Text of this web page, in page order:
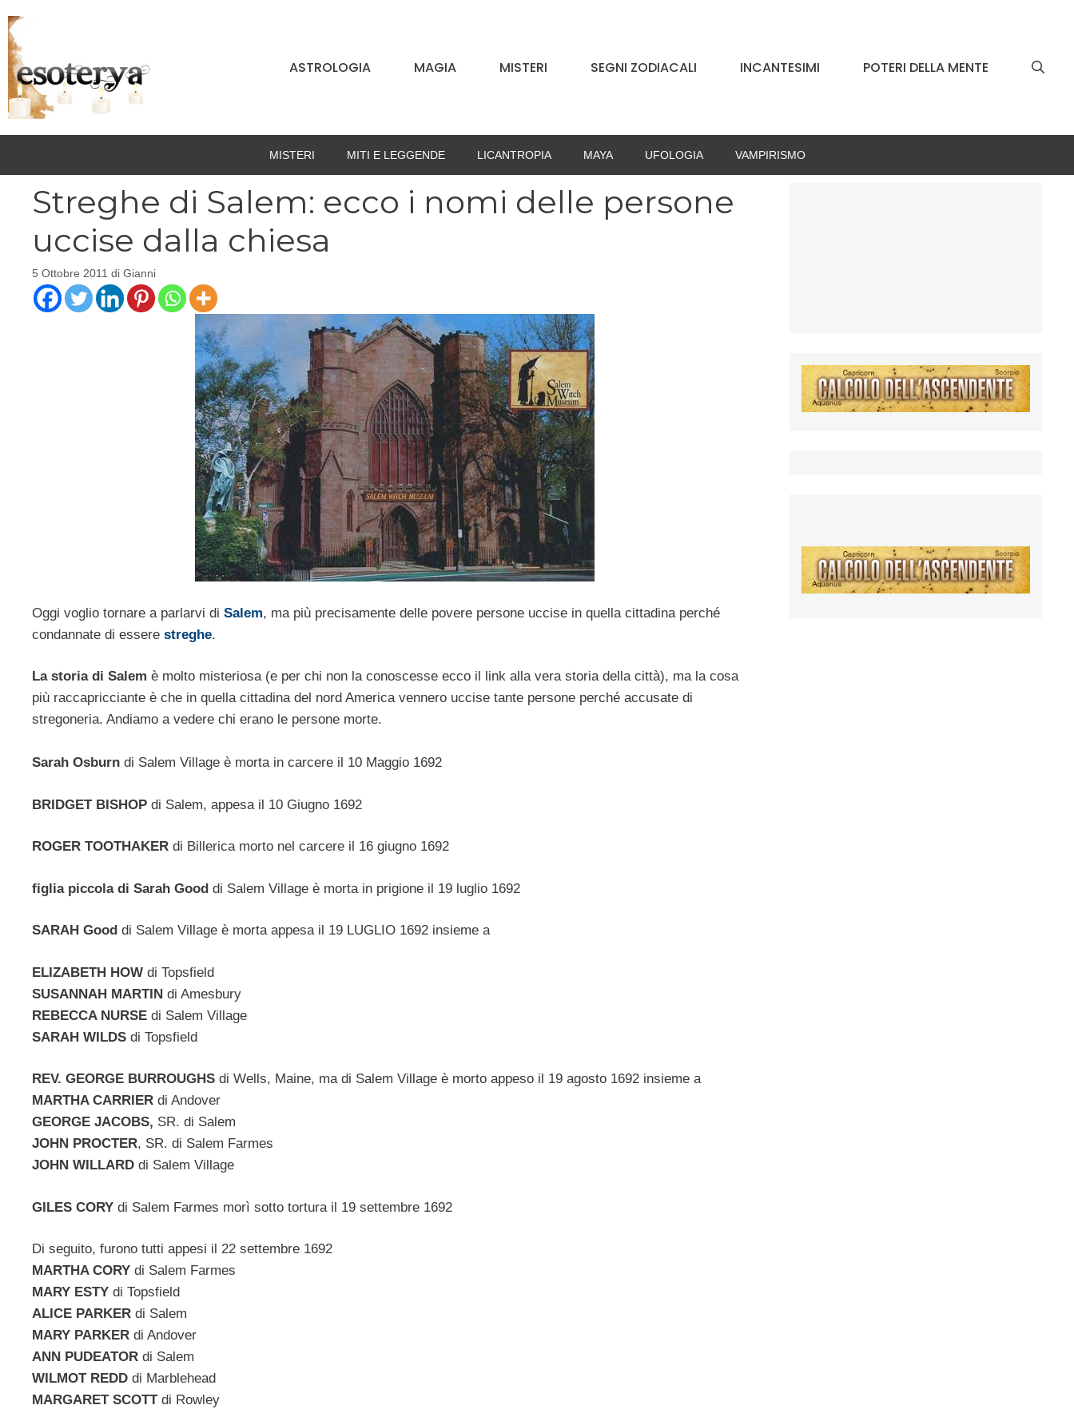
al
contenuto
ASTROLOGIA MAGIA MISTERI SEGNI ZODIACALI INCANTESIMI POTERI DELLA MENTE
MISTERI MITI E LEGGENDE LICANTROPIA MAYA UFOLOGIA VAMPIRISMO
Streghe di Salem: ecco i nomi delle persone
uccise dalla chiesa
5 Ottobre 2011 di Gianni
Oggi voglio tornare a parlarvi di Salem, ma più precisamente delle povere persone uccise in quella cittadina perché
condannate di essere streghe.
La storia di Salem è molto misteriosa (e per chi non la conoscesse ecco il link alla vera storia della città), ma la cosa
più raccapricciante è che in quella cittadina del nord America vennero uccise tante persone perché accusate di
stregoneria. Andiamo a vedere chi erano le persone morte.
Sarah Osburn di Salem Village è morta in carcere il 10 Maggio 1692
BRIDGET BISHOP di Salem, appesa il 10 Giugno 1692
ROGER TOOTHAKER di Billerica morto nel carcere il 16 giugno 1692
figlia piccola di Sarah Good di Salem Village è morta in prigione il 19 luglio 1692
SARAH Good di Salem Village è morta appesa il 19 LUGLIO 1692 insieme a
ELIZABETH HOW di Topsfield
SUSANNAH MARTIN di Amesbury
REBECCA NURSE di Salem Village
SARAH WILDS di Topsfield
REV. GEORGE BURROUGHS di Wells, Maine, ma di Salem Village è morto appeso il 19 agosto 1692 insieme a
MARTHA CARRIER di Andover
GEORGE JACOBS, SR. di Salem
JOHN PROCTER, SR. di Salem Farmes
JOHN WILLARD di Salem Village
GILES CORY di Salem Farmes morì sotto tortura il 19 settembre 1692
Di seguito, furono tutti appesi il 22 settembre 1692
MARTHA CORY di Salem Farmes
MARY ESTY di Topsfield
ALICE PARKER di Salem
MARY PARKER di Andover
ANN PUDEATOR di Salem
WILMOT REDD di Marblehead
MARGARET SCOTT di Rowley